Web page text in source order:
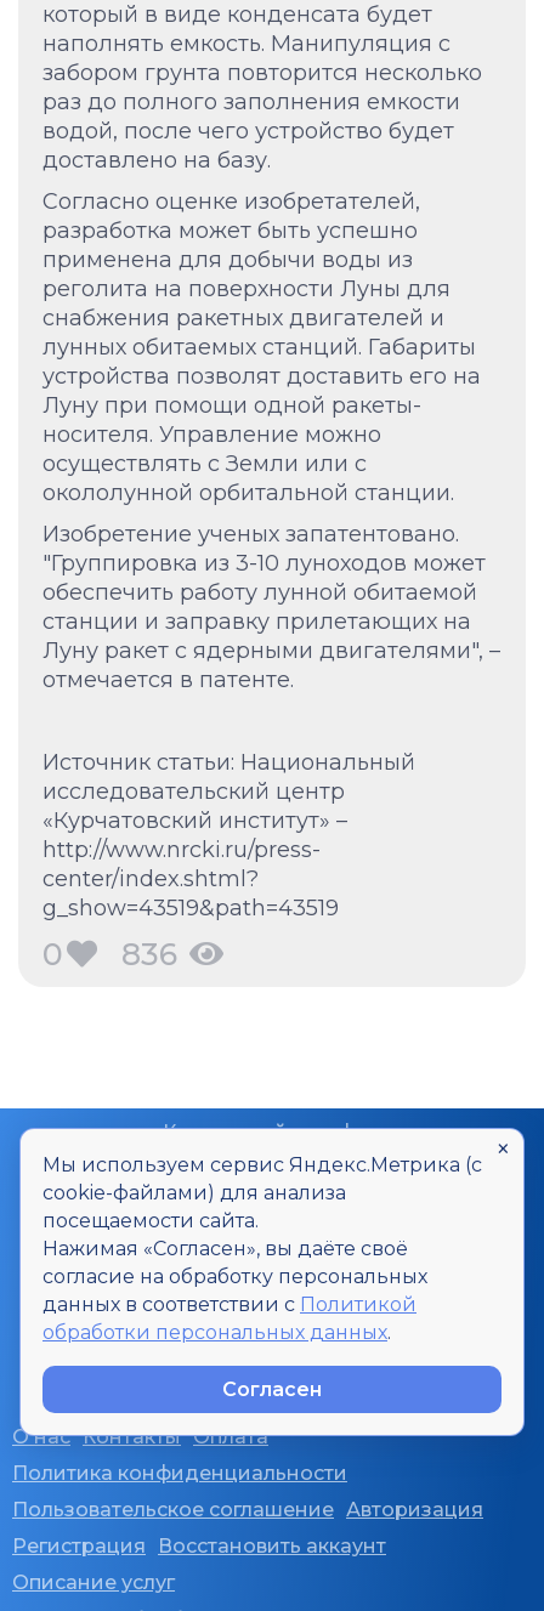
который в виде конденсата будет
наполнять емкость. Манипуляция с
забором грунта повторится несколько
раз до полного заполнения емкости
водой, после чего устройство будет
доставлено на базу.
Согласно оценке изобретателей,
разработка может быть успешно
применена для добычи воды из
реголита на поверхности Луны для
снабжения ракетных двигателей и
лунных обитаемых станций. Габариты
устройства позволят доставить его на
Луну при помощи одной ракеты-
носителя. Управление можно
осуществлять с Земли или с
окололунной орбитальной станции.
Изобретение ученых запатентовано.
"Группировка из 3-10 луноходов может
обеспечить работу лунной обитаемой
станции и заправку прилетающих на
Луну ракет с ядерными двигателями", –
отмечается в патенте.
Источник статьи: Национальный
исследовательский центр
«Курчатовский институт» –
http://www.nrcki.ru/press-
center/index.shtml?
g_show=43519&path=43519
0 836
×
Мы используем сервис Яндекс.Метрика (с
cookie-файлами) для анализа
посещаемости сайта.
Нажимая «Согласен», вы даёте своё
согласие на обработку персональных
данных в соответствии с Политикой
обработки персональных данных.
Согласен
Контактный телефон
8-800-700-20-06
Контактный E-mail
smi@u-inf.ru
Все интересующие вопросы Вы
можете задать через форму
Задать вопрос
О нас Контакты Оплата
Политика конфиденциальности
Пользовательское соглашение Авторизация
Регистрация
Восстановить аккаунт
Описание услуг